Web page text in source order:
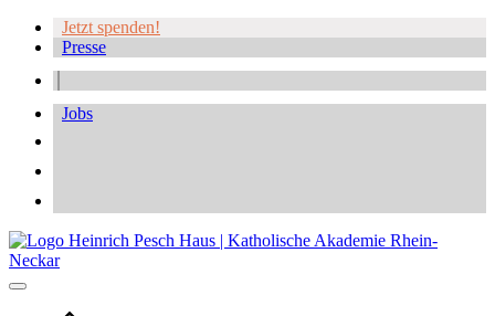
Jetzt spenden!
Presse
Jobs